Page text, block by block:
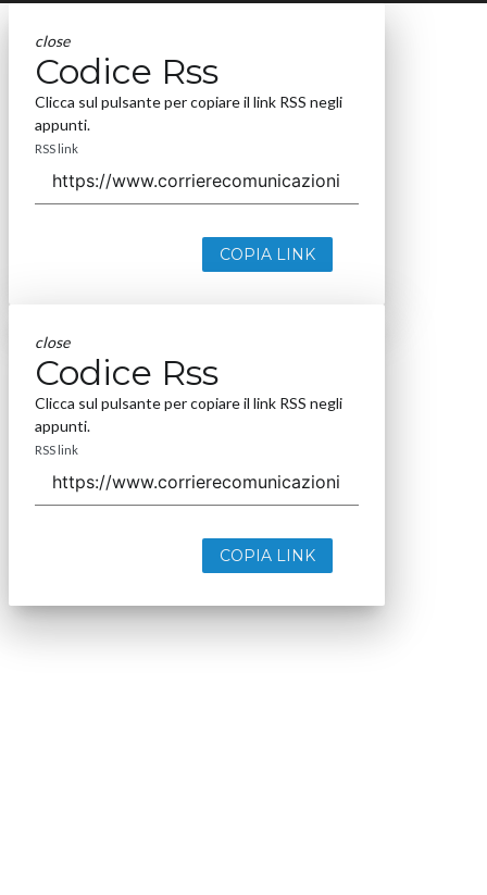
close
Codice Rss
Clicca sul pulsante per copiare il link RSS negli
appunti.
RSS link
COPIA LINK
close
Codice Rss
Clicca sul pulsante per copiare il link RSS negli
appunti.
RSS link
COPIA LINK